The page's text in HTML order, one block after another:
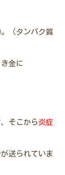
（タンパク質
金に
そこから炎症
送られていま